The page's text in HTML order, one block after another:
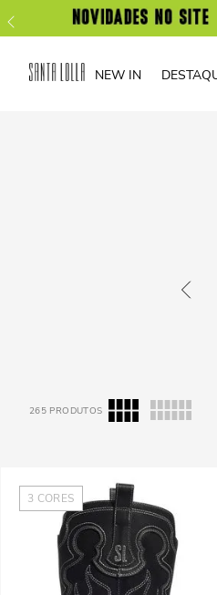
NEW IN
265 PRODUTOS
3 CORES